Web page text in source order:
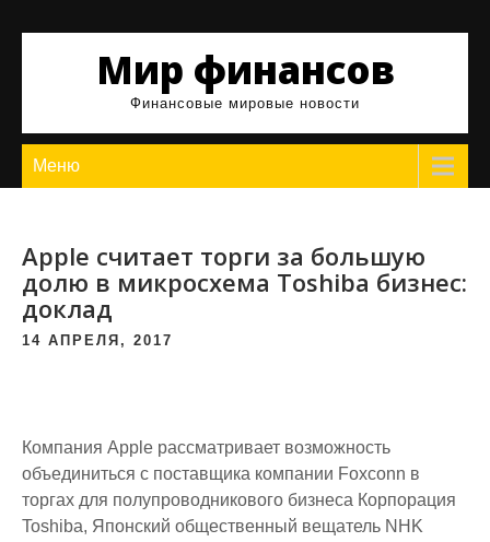
Мир финансов
Финансовые мировые новости
Меню
Apple считает торги за большую
долю в микросхема Toshiba бизнес:
доклад
14 АПРЕЛЯ, 2017
Компания Apple рассматривает возможность
объединиться с поставщика компании Foxconn в
торгах для полупроводникового бизнеса Корпорация
Toshiba, Японский общественный вещатель NHK